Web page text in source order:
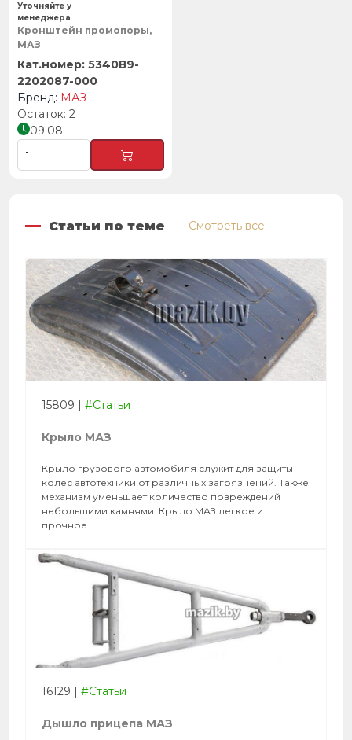
Кронштейн промопоры,
МАЗ
5340В9-
2202087-000
МАЗ
2
09.08
Уточняйте у
менеджера
Статьи по теме Смотреть все
15809 | #Статьи
Крыло МАЗ
Крыло грузового автомобиля служит для защиты
колес автотехники от различных загрязнений. Также
механизм уменьшает количество повреждений
небольшими камнями. Крыло МАЗ легкое и
прочное.
16129 | #Статьи
Дышло прицепа МАЗ